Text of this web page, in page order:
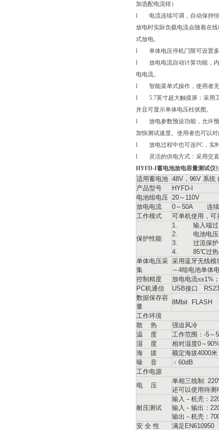
加选配电流钳）
l 电流连续可调，自动保持恒
放电时实际负载电流会随着在
式放电。
l 单体电压停机门限可设置多
l 放电电流自动计算功能，内
电电流。
l 智能菜单式操作，使用者无
l 5.7英寸超大触摸屏：采用工
并且可显示单体电压柱状图。
l 放电参数预设功能，允许预
加快测试速度。使用者也可以
l 放电过程中也可连PC，实时
l 灵活的供电方式：采用交直
HYFD-I蓄电池放电容量测试仪
适用蓄电池 48V，96V 系统
产品型号
HYFD-I
电池组电压 20～110V
放电电流
0～50A 连续
工作模式
可单机使用，可
保护性能
1. 输入端过压
2. 电池电压极
3. 过流保护，
4. 85℃过热保
单体电压采
集
采用蓝牙无线模
～4组电池单体
控制精度
放电电流≤±1%
PC机通信
USB接口
数据保存容
量
8Mbit FLASH
工作环境
散 热
强迫风冷
温 度
工作范围：-5
湿 度
相对湿度0～
海 拔
额定海拔4000米
噪 音
﹤60dB
工作电源
电 压
单相三线制:
还可以使用待测
耐压测试
输入－机壳：
输入－输出：
输出－机壳：
安 全 性
满足EN610950